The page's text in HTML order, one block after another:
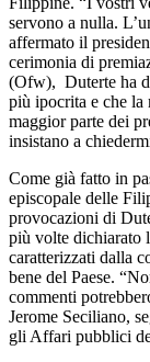
servono a nulla.
affermato il
cerimonia di
(Ofw), Duterte ha
più ipocrita e che la
maggior parte dei
insistano a
Come già fatto in
episcopale delle
provocazioni di
più volte dichiarato
caratterizzati dalla
bene del Paese.
commenti
Jerome Seciliano,
gli Affari pubblici